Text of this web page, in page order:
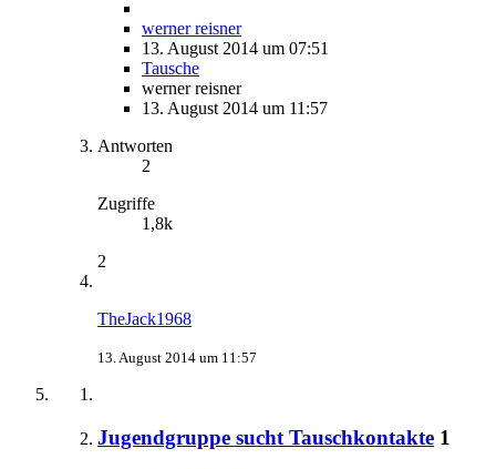
werner reisner
13. August 2014 um 07:51
Tausche
werner reisner
13. August 2014 um 11:57
Antworten
2
Zugriffe
1,8k
2
TheJack1968
13. August 2014 um 11:57
Jugendgruppe sucht Tauschkontakte 1